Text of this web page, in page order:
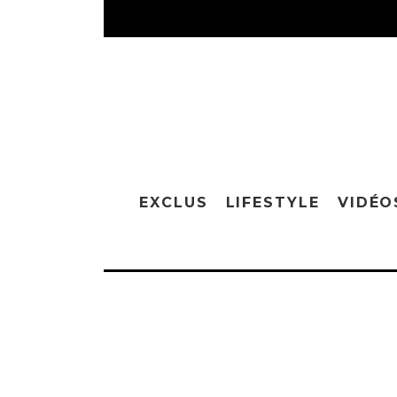
EXCLUS LIFESTYLE